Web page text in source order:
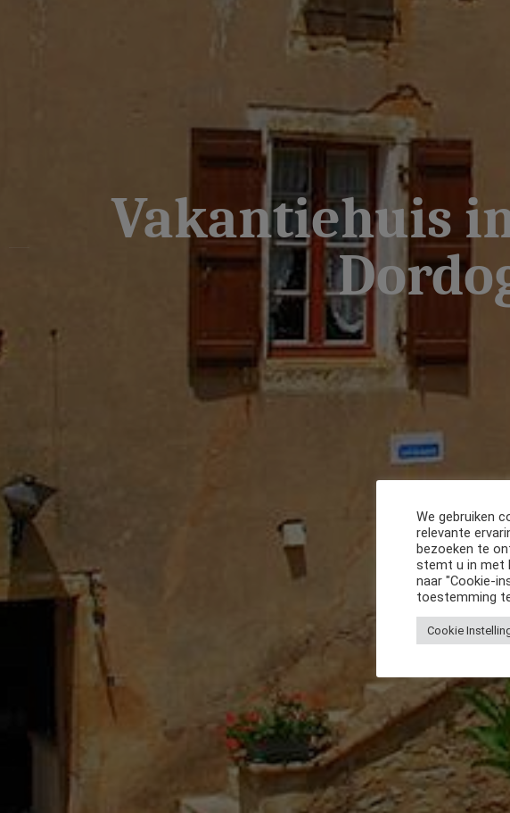
Vakantiehuis
We gebruiken
relevante
bezoeken te
stemt u in met
naar "Cookie-
toestemming
Cookie